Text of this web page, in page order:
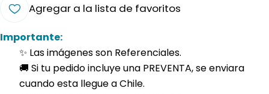
Agregar a la lista de favoritos
Importante:
✨ Las imágenes son Referenciales.
🚚 Si tu pedido incluye una PREVENTA, se enviara
cuando esta llegue a Chile.